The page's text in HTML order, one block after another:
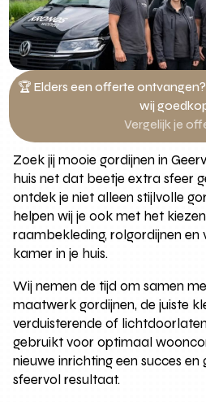
🏆 Elders een offerte
wij
Vergelijk je
Zoek jij mooie gordijnen in
huis net dat beetje extra sfeer
ontdek je niet alleen stijlvolle
helpen wij je ook met het
raambekleding, rolgordijnen en
kamer in je huis.
Wij nemen de tijd om samen
maatwerk gordijnen, de juiste
verduisterende of
gebruikt voor optimaal
nieuwe inrichting een succes en
sfeervol resultaat.